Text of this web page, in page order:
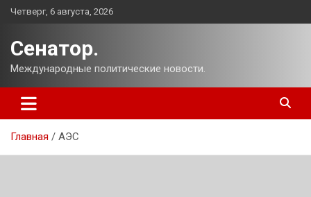
Перейти
Четверг, 6 августа, 2026
Сенатор.
Международные политические новости.
Главная АЭС